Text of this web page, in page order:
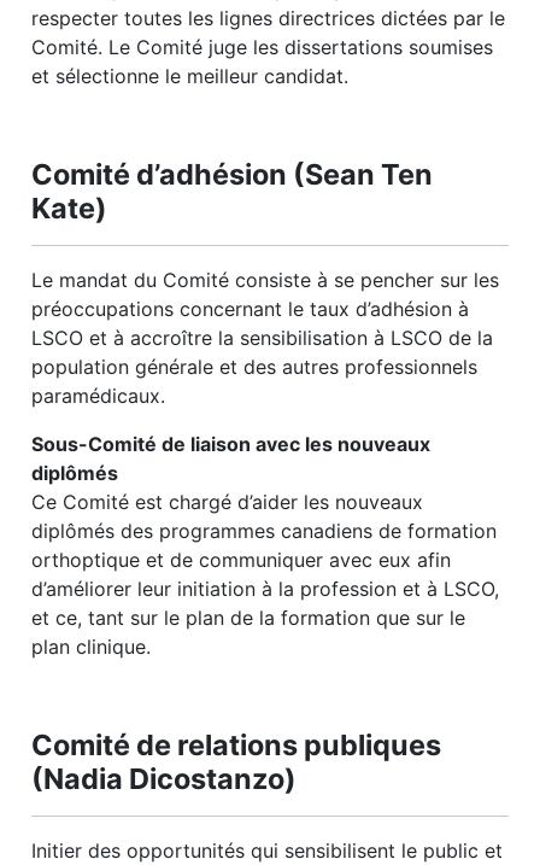
respecter toutes les lignes directrices dictées par le
Comité. Le Comité juge les dissertations soumises
et sélectionne le meilleur candidat.
Comité d’adhésion (Sean Ten
Kate)
Le mandat du Comité consiste à se pencher sur les
préoccupations concernant le taux d’adhésion à
LSCO et à accroître la sensibilisation à LSCO de la
population générale et des autres professionnels
paramédicaux.
Sous-Comité de liaison avec les nouveaux
diplômés
Ce Comité est chargé d’aider les nouveaux
diplômés des programmes canadiens de formation
orthoptique et de communiquer avec eux afin
d’améliorer leur initiation à la profession et à LSCO,
et ce, tant sur le plan de la formation que sur le
plan clinique.
Comité de relations publiques
(Nadia Dicostanzo)
Initier des opportunités qui sensibilisent le public et